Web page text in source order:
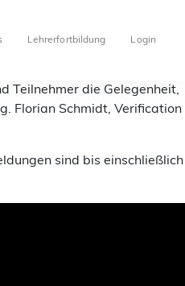
Lehrerfortbildung Login
Teilnehmer die Gelegenheit,
Florian Schmidt, Verification
sind bis einschließlich